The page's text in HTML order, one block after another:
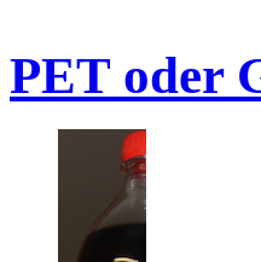
PET oder